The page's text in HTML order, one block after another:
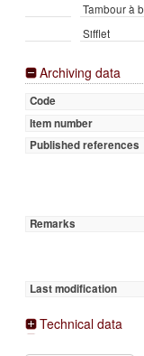
Tambour à
Sifflet
Archiving data
Code
Item number
Published references
Remarks
Last modification
Technical data